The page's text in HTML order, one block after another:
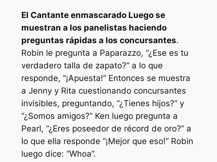
El Cantante enmascarado Luego se
muestran a los panelistas haciendo
preguntas rápidas a los concursantes.
Robin le pregunta a Paparazzo, “¿Ese es tu
verdadero talla de zapato?”a lo que
responde, “¡Apuesta!”Entonces se muestra
a Jenny y Rita cuestionando concursantes
invisibles, preguntando, “¿Tienes hijos?”y
“¿Somos amigos?”Ken luego pregunta a
Pearl, “¿Eres poseedor de récord de oro?”a
lo que ella responde “¡Mejor que eso!”Robin
luego dice: “Whoa”.